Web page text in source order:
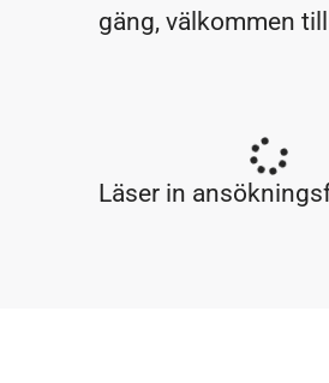
gäng, välkommen
Läser in